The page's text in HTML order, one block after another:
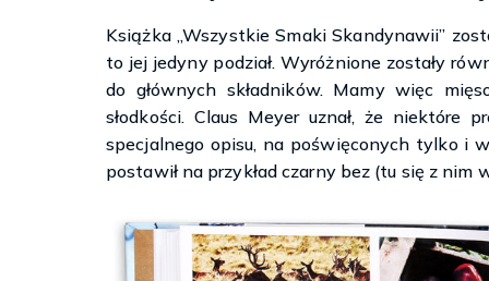
Książka „Wszystkie Smaki Skandynawii”
to jej jedyny podział. Wyróżnione zostały
do głównych składników. Mamy więc
słodkości. Claus Meyer uznał, że niektóre
specjalnego opisu, na poświęconych tylko i
postawił na przykład czarny bez (tu się z nim